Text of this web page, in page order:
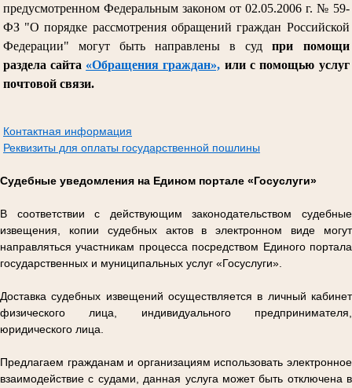
предусмотренном Федеральным законом от 02.05.2006 г. № 59-
ФЗ "О порядке рассмотрения обращений граждан Российской
Федерации" могут быть направлены в судпри помощи
раздела сайта «Обращения граждан», или с помощью услуг
почтовой связи.
Контактная информация
Реквизиты для оплаты государственной пошлины
Судебные уведомления на Едином портале «Госуслуги»
В соответствии с действующим законодательством судебные
извещения, копии судебных актов в электронном виде могут
направляться участникам процесса посредством Единого портала
государственных и муниципальных услуг «Госуслуги».
Доставка судебных извещений осуществляется в личный кабинет
физического лица, индивидуального предпринимателя,
юридического лица.
Предлагаем гражданам и организациям использовать электронное
взаимодействие с судами, данная услуга может быть отключена в